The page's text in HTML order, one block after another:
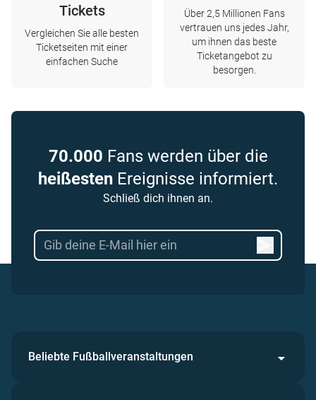
Tickets
Vergleichen Sie alle besten
Ticketseiten mit einer
einfachen Suche
Über 2,5 Millionen Fans
vertrauen uns jedes Jahr,
um ihnen das beste
Ticketangebot zu
besorgen.
70.000 Fans werden über die
heißesten Ereignisse informiert.
Schließ dich ihnen an.
Beliebte Fußballveranstaltungen